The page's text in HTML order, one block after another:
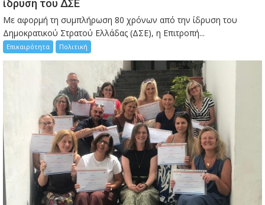
ίδρυση του ΔΣΕ
Με αφορμή τη συμπλήρωση 80 χρόνων από την ίδρυση του
Δημοκρατικού Στρατού Ελλάδας (ΔΣΕ), η Επιτροπή...
Επικαιρότητα Πολιτική